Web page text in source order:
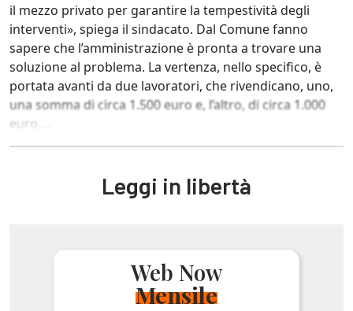
il mezzo privato per garantire la tempestività degli
interventi», spiega il sindacato. Dal Comune fanno
sapere che l’amministrazione è pronta a trovare una
soluzione al problema. La vertenza, nello specifico, è
portata avanti da due lavoratori, che rivendicano, uno,
una somma di circa 1.500 euro e, l’altro, di circa 1.000
euro....
Leggi in libertà
Web Now
Mensile